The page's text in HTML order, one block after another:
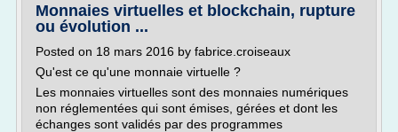
Monnaies virtuelles et blockchain, rupture
ou évolution ...
Posted on 18 mars 2016 by fabrice.croiseaux
Qu'est ce qu'une monnaie virtuelle ?
Les monnaies virtuelles sont des monnaies numériques
non réglementées qui sont émises, gérées et dont les
échanges sont validés par des programmes